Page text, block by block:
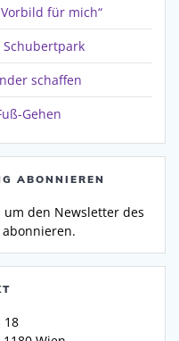
für mich“
schaffen
Gehen
ABONNIEREN
um den Newsletter des
18